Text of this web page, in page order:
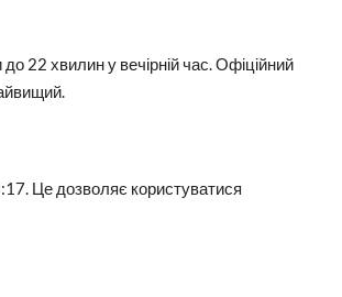
до 22 хвилин у вечірній час. Офіційний
Це дозволяє користуватися